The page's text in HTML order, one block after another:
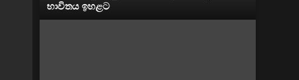
භාවිතය ඉහළට